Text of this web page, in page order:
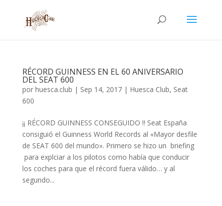
RÉCORD GUINNESS EN EL 60 ANIVERSARIO
DEL SEAT 600
por huesca.club | Sep 14, 2017| Huesca Club, Seat
600
¡¡ RÉCORD GUINNESS CONSEGUIDO !! Seat España
consiguió el Guinness World Records al «Mayor desfile
de SEAT 600 del mundo». Primero se hizo un briefing
para explciar a los pilotos como había que conducir
los coches para que el récord fuera válido… y al
segundo...